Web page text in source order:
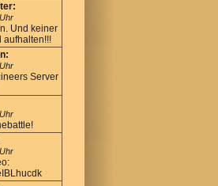
Und keiner
aufhalten!!!
Server